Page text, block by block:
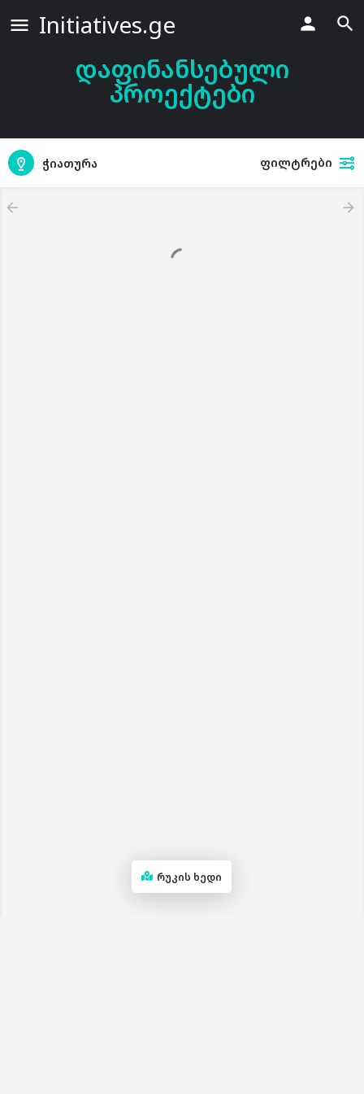
Initiatives.ge
დაფინანსებული
პროექტები
ჭიათურა ფილტრები
რუკის ხედი